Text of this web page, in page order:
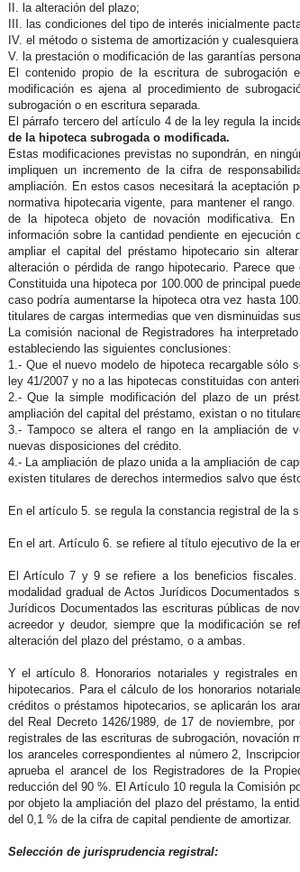
II. la alteración del plazo;
III. las condiciones del tipo de interés inicialmente
IV. el método o sistema de amortización y
V. la prestación o modificación de las garantías
El contenido propio de la escritura de
modificación es ajena al procedimiento de
subrogación o en escritura separada.
El párrafo tercero del artículo 4 de la ley regula la
de la hipoteca subrogada o modificada.
Estas modificaciones previstas no supondrán, en
impliquen un incremento de la cifra de
ampliación. En estos casos necesitará la aceptación
normativa hipotecaria vigente, para mantener el
de la hipoteca objeto de novación modificativa.
información sobre la cantidad pendiente en
ampliar el capital del préstamo hipotecario sin
alteración o pérdida de rango hipotecario. Parece
Constituida una hipoteca por 100.000 de principal
caso podría aumentarse la hipoteca otra vez hasta
titulares de cargas intermedias que ven disminuidas
La comisión nacional de Registradores ha
estableciendo las siguientes conclusiones:
1.- Que el nuevo modelo de hipoteca recargable
ley 41/2007 y no a las hipotecas constituidas con
2.- Que la simple modificación del plazo de un
ampliación del capital del préstamo, existan o no
3.- Tampoco se altera el rango en la ampliación de
nuevas disposiciones del crédito.
4.- La ampliación de plazo unida a la ampliación de
existen titulares de derechos intermedios salvo que
En el artículo 5. se regula la constancia registral de la
En el art. Artículo 6. se refiere al título ejecutivo de la
El Artículo 7 y 9 se refiere a los beneficios
modalidad gradual de Actos Jurídicos Documentados
Jurídicos Documentados las escrituras públicas de
acreedor y deudor, siempre que la modificación se
alteración del plazo del préstamo, o a ambas.
Y el artículo 8. Honorarios notariales y registrales
hipotecarios. Para el cálculo de los honorarios
créditos o préstamos hipotecarios, se aplicarán los
del Real Decreto 1426/1989, de 17 de noviembre,
registrales de las escrituras de subrogación, novación
los aranceles correspondientes al número 2,
aprueba el arancel de los Registradores de la
reducción del 90 %. El Artículo 10 regula la Comisión
por objeto la ampliación del plazo del préstamo, la
del 0,1 % de la cifra de capital pendiente de amortizar.
Selección de jurisprudencia registral: